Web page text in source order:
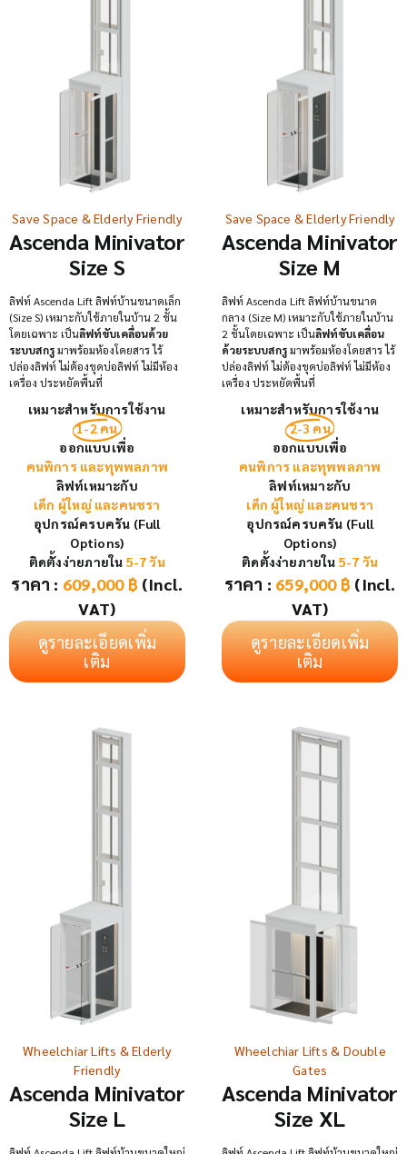
Save Space & Elderly Friendly
Ascenda Minivator
Size S
ลิฟท์ Ascenda Lift ลิฟท์บ้านขนาดเล็ก
(Size S) เหมาะกับใช้ภายในบ้าน 2 ชั้น
โดยเฉพาะ เป็นลิฟท์ขับเคลื่อนด้วย
ระบบสกรูมาพร้อมห้องโดยสาร ไร้
ปล่องลิฟท์ ไม่ต้องขุดบ่อลิฟท์ ไม่มีห้อง
เครื่อง ประหยัดพื้นที่
เหมาะสำหรับการใช้งาน
1-2 คน
ออกแบบเพื่อ
คนพิการ และทุพพลภาพ
ลิฟท์เหมาะกับ
เด็ก ผู้ใหญ่ และคนชรา
อุปกรณ์ครบครัน (Full
Options)
ติดตั้งง่ายภายใน 5-7 วัน
ราคา : 609,000 ฿ (Incl.
VAT)
ดูรายละเอียดเพิ่ม
เติม
Save Space & Elderly Friendly
Ascenda Minivator
Size M
ลิฟท์ Ascenda Lift ลิฟท์บ้านขนาด
กลาง (Size M) เหมาะกับใช้ภายในบ้าน
2 ชั้นโดยเฉพาะ เป็นลิฟท์ขับเคลื่อน
ด้วยระบบสกรูมาพร้อมห้องโดยสาร ไร้
ปล่องลิฟท์ ไม่ต้องขุดบ่อลิฟท์ ไม่มีห้อง
เครื่อง ประหยัดพื้นที่
เหมาะสำหรับการใช้งาน
2-3 คน
ออกแบบเพื่อ
คนพิการ และทุพพลภาพ
ลิฟท์เหมาะกับ
เด็ก ผู้ใหญ่ และคนชรา
อุปกรณ์ครบครัน (Full
Options)
ติดตั้งง่ายภายใน 5-7 วัน
ราคา : 659,000 ฿ (Incl.
VAT)
ดูรายละเอียดเพิ่ม
เติม
Wheelchiar Lifts & Elderly
Friendly
Ascenda Minivator
Size L
Wheelchiar Lifts & Double
Gates
Ascenda Minivator
Size XL